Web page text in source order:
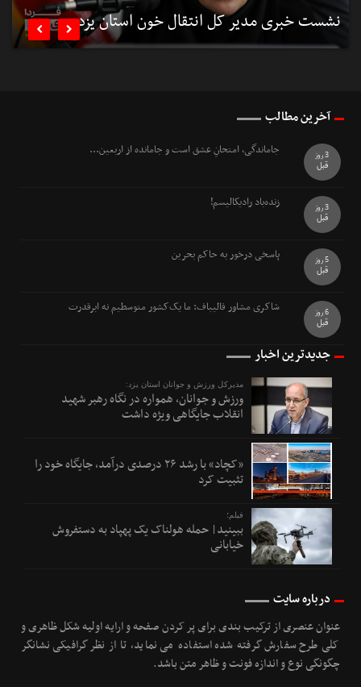
نشست خبری مدیر کل انتقال خون استان یزد  
آخرین مطالب
جاماندگی، امتحانِ عشق است و جامانده از اربعین...
3 روز
قبل
زنده‌باد رادیکالیسم!
3 روز
قبل
پاسخی درخور به حاکم بحرین
5 روز
قبل
شاکری مشاور قالیباف: ما یک‌کشور متوسطیم نه ابرقدرت
6 روز
قبل
جدیدترین اخبار
مدیرکل ورزش و جوانان استان یزد:
ورزش و جوانان، همواره در نگاه رهبر شهید
انقلاب جایگاهی ویژه داشت
«کچاد» با رشد ۲۶ درصدی درآمد، جایگاه خود را
تثبیت کرد
فیلم؛
ببینید| حمله هولناک یک پهپاد به دستفروش
خیابانی
درباره سایت
عنوان عنصری از ترکیب بندی برای پر کردن صفحه و ارایه اولیه شکل ظاهری و
کلی طرح سفارش گرفته شده استفاده می نماید، تا از نظر گرافیکی نشانگر
چگونگی نوع و اندازه فونت و ظاهر متن باشد.